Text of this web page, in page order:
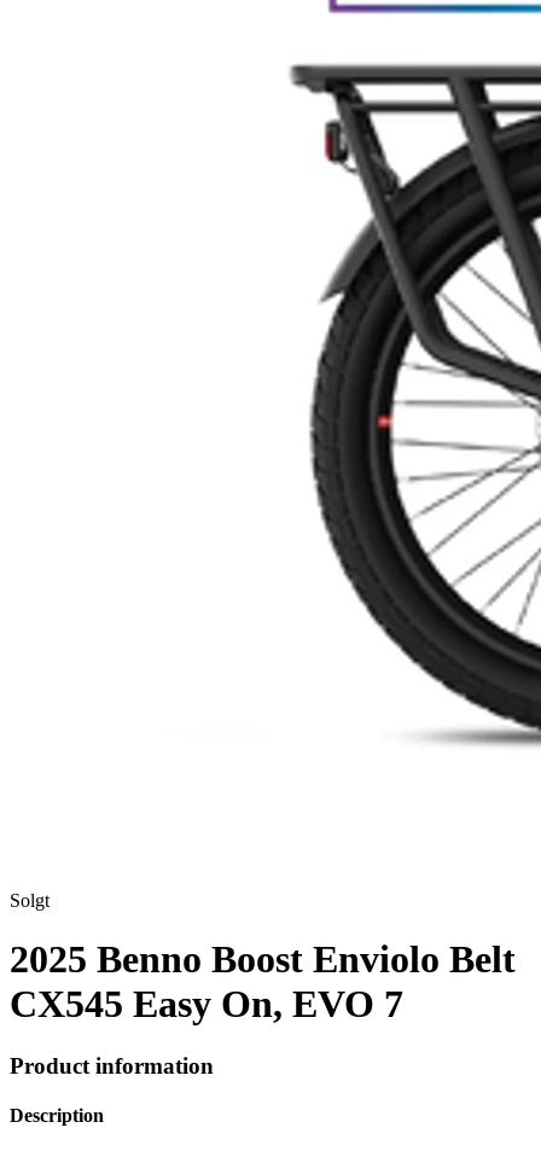
Solgt
2025 Benno Boost Enviolo Belt
CX545 Easy On, EVO 7
Product information
Description